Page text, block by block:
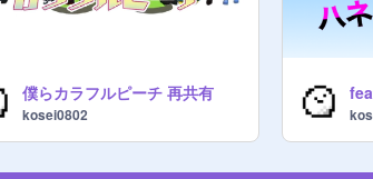
僕らカラフルピーチ 再共有
kosei0802